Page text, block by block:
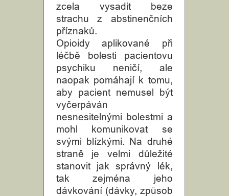
zcela vysadit beze
strachu z abstinenčních
příznaků.
Opioidy aplikované při
léčbě bolesti pacientovu
psychiku neničí, ale
naopak pomáhají k tomu,
aby pacient nemusel být
vyčerpáván
nesnesitelnými bolestmi a
mohl komunikovat se
svými blízkými. Na druhé
straně je velmi důležité
stanovit jak správný lék,
tak zejména jeho
dávkování (dávky, způsob